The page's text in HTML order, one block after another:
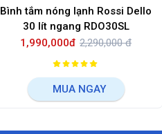
Bình tắm nóng lạnh Rossi Dello
30 lít ngang RDO30SL
1,990,000đ 2,290,000 đ
MUA NGAY